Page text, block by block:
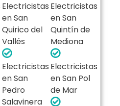
Electricistas
en San
Quirico del
Vallés
Electricistas
en San
Quintín de
Mediona
Electricistas
en San
Pedro
Salavinera
Electricistas
en San Pol
de Mar